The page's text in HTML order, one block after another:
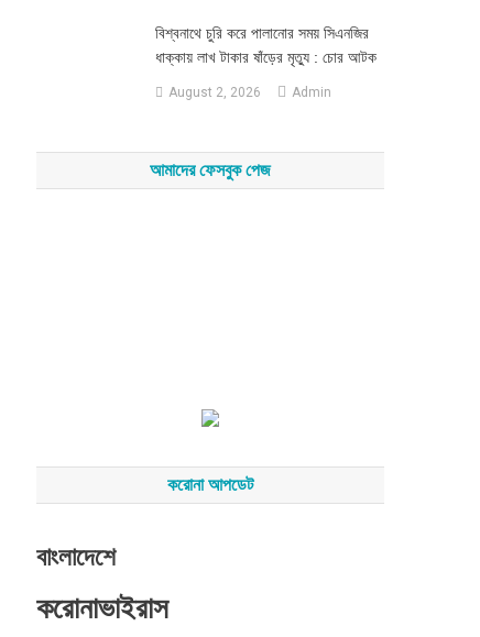
‎বিশ্বনাথে চুরি করে পালানোর সময় সিএনজির
ধাক্কায় লাখ টাকার ষাঁড়ের মৃত্যু : চোর আটক
August 2, 2026 Admin
আমাদের ফেসবুক পেজ
করোনা আপডেট
বাংলাদেশে
করোনাভাইরাস